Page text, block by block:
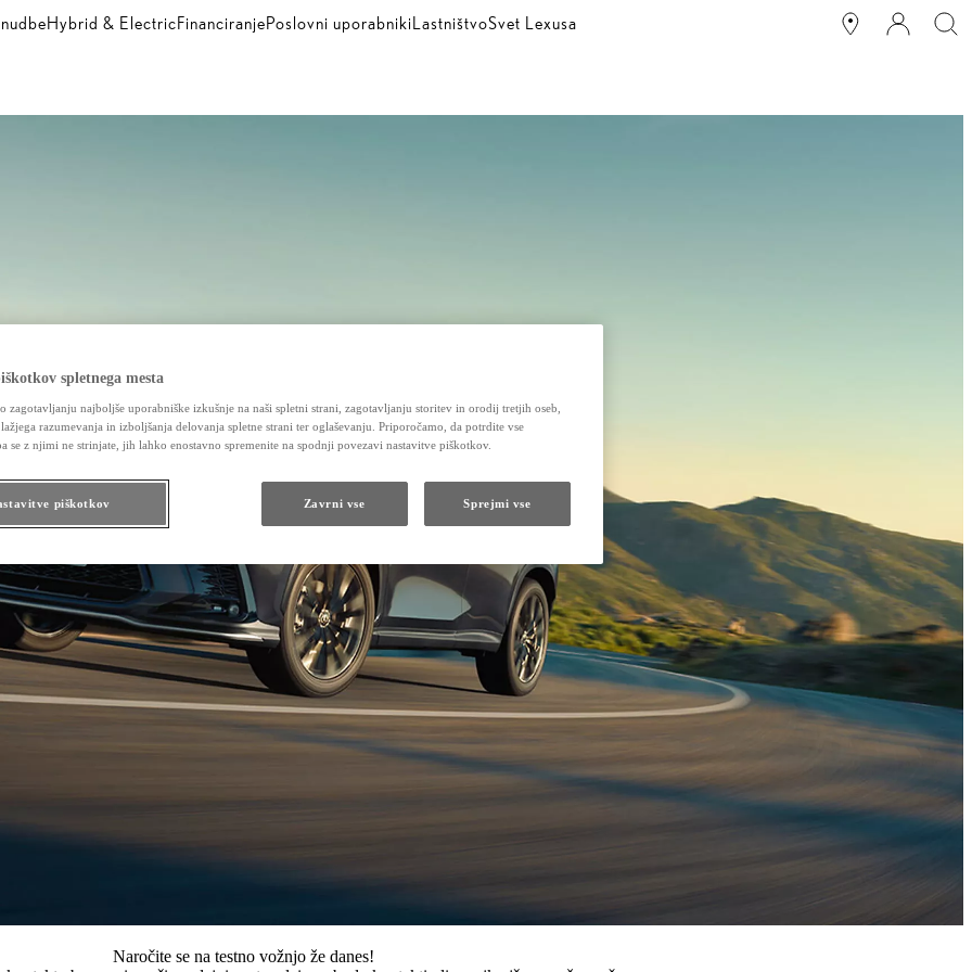
Hybrid & ElectricFinanciranjePoslovni uporabnikiLastništvoSvet Lexusa
Naročite se na testno vožnjo že danes!
spletnega mesta
zagotavljanju najboljše uporabniške izkušnje na naši spletni strani, zagotavljanju storitev in orodij tretjih oseb,
razumevanja in izboljšanja delovanja spletne strani ter oglaševanju. Priporočamo, da potrdite vse
se z njimi ne strinjate, jih lahko enostavno spremenite na spodnji povezavi nastavitve piškotkov.
piškotkov Zavrni vse Sprejmi vse